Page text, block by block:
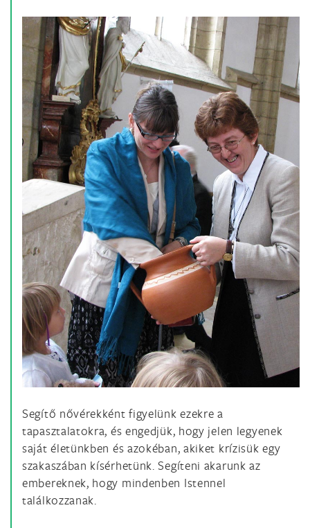
Segítő nővérekként figyelünk ezekre a
tapasztalatokra, és engedjük, hogy jelen legyenek
saját életünkben és azokéban, akiket krízisük egy
szakaszában kísérhetünk. Segíteni akarunk az
embereknek, hogy mindenben Istennel
találkozzanak.